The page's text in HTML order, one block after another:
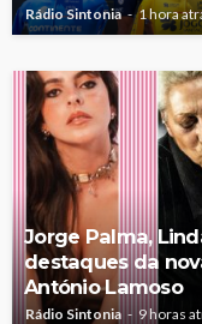
Rádio Sintonia 1 hora
Jorge Palma,
destaques da
António Lamoso
Rádio Sintonia 9 horas